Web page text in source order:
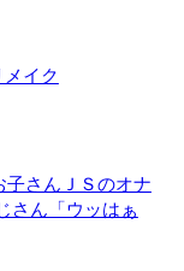
イク
子さんＪＳのオナ
さん「ウッはぁ